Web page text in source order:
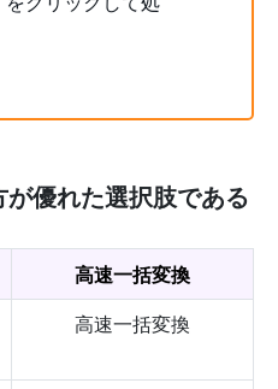
優れた選択肢である
高速一括変換
高速一括変換